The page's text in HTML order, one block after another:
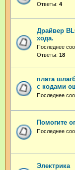
Ответы: 4
Драйвер
хода.
Последнее
Ответы: 18
плата
с кодами
Последнее
Помогите
Последнее
Электрика